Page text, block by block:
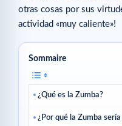
otras cosas por sus
actividad «muy caliente»!
Sommaire
¿Qué es la Zumba?
¿Por qué la Zumba